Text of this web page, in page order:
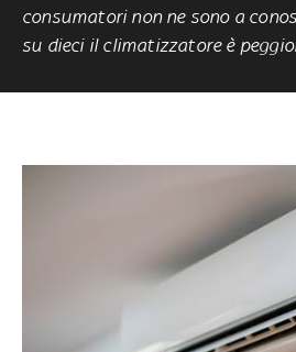
consumatori non ne sono a
su dieci il climatizzatore è